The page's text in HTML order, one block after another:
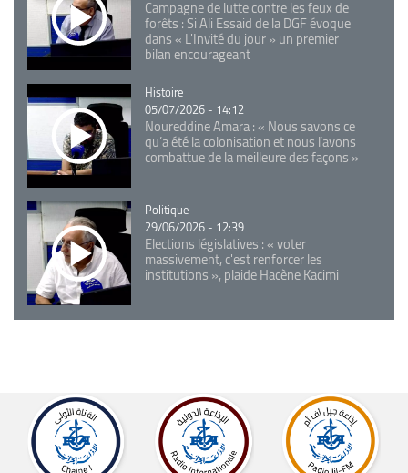
Campagne de lutte contre les feux de
forêts : Si Ali Essaid de la DGF évoque
dans « L'Invité du jour » un premier
bilan encourageant
Catégorie
Histoire
05/07/2026 - 14:12
Noureddine Amara : « Nous savons ce
qu’a été la colonisation et nous l’avons
combattue de la meilleure des façons »
Catégorie
Politique
29/06/2026 - 12:39
Elections législatives : « voter
massivement, c'est renforcer les
institutions », plaide Hacène Kacimi